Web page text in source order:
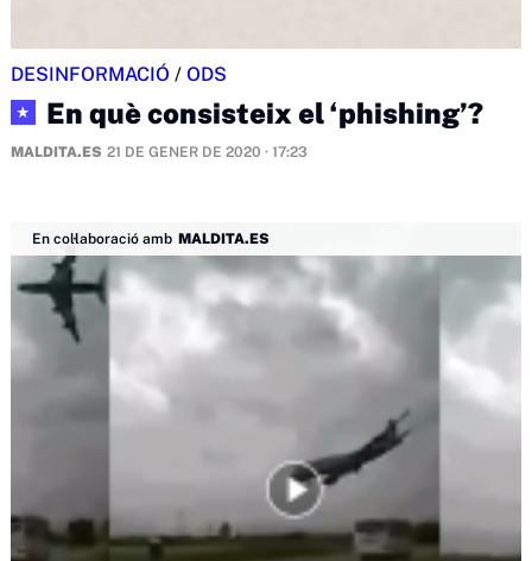
DESINFORMACIÓ / ODS
★ En què consisteix el ‘phishing’?
MALDITA.ES 21 DE GENER DE 2020 · 17:23
En col·laboració amb MALDITA.ES